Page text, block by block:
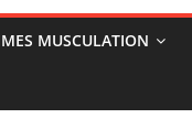
MUSCULATION